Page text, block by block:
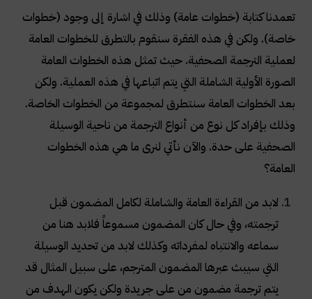
تعمدنا كتابة (خطوات عامة) وذلك في اشارة إلى وجود (خطوات
خاصة). ولكن في هذه الفقرة سنقوم بالتطرق للخطوات العامة
لعملية الترجمة الصحفية. حيث تمثل هذه الخطوات العامة
الصورة الأولية الشاملة التي يتم اتباعها في هذه العملية. ولكن
بعد الخطوات العامة سنتطرق لمجموعة من الخطوات الخاصة.
وذلك بإفراد كل نوع من أنواع الترجمة من ناحية الوسيلة
الصحفية على حدة. والآن نأتي لنرى ما هي هذه الخطوات
العامة؟
لابد من القراءة العامة والشاملة لكامل المضمون قبل
ترجمته، وفي حال كان المضمون مسموعاً فلابد هنا من
سماعه والانتباه لمفرداته وكذلك لابد من تحديد الوسيلة
التي سيبث عبرها المضمون المترجم، على سبيل المثال قد
يتم ترجمة مضمون من على جريدة ولكن يكون الهدف من